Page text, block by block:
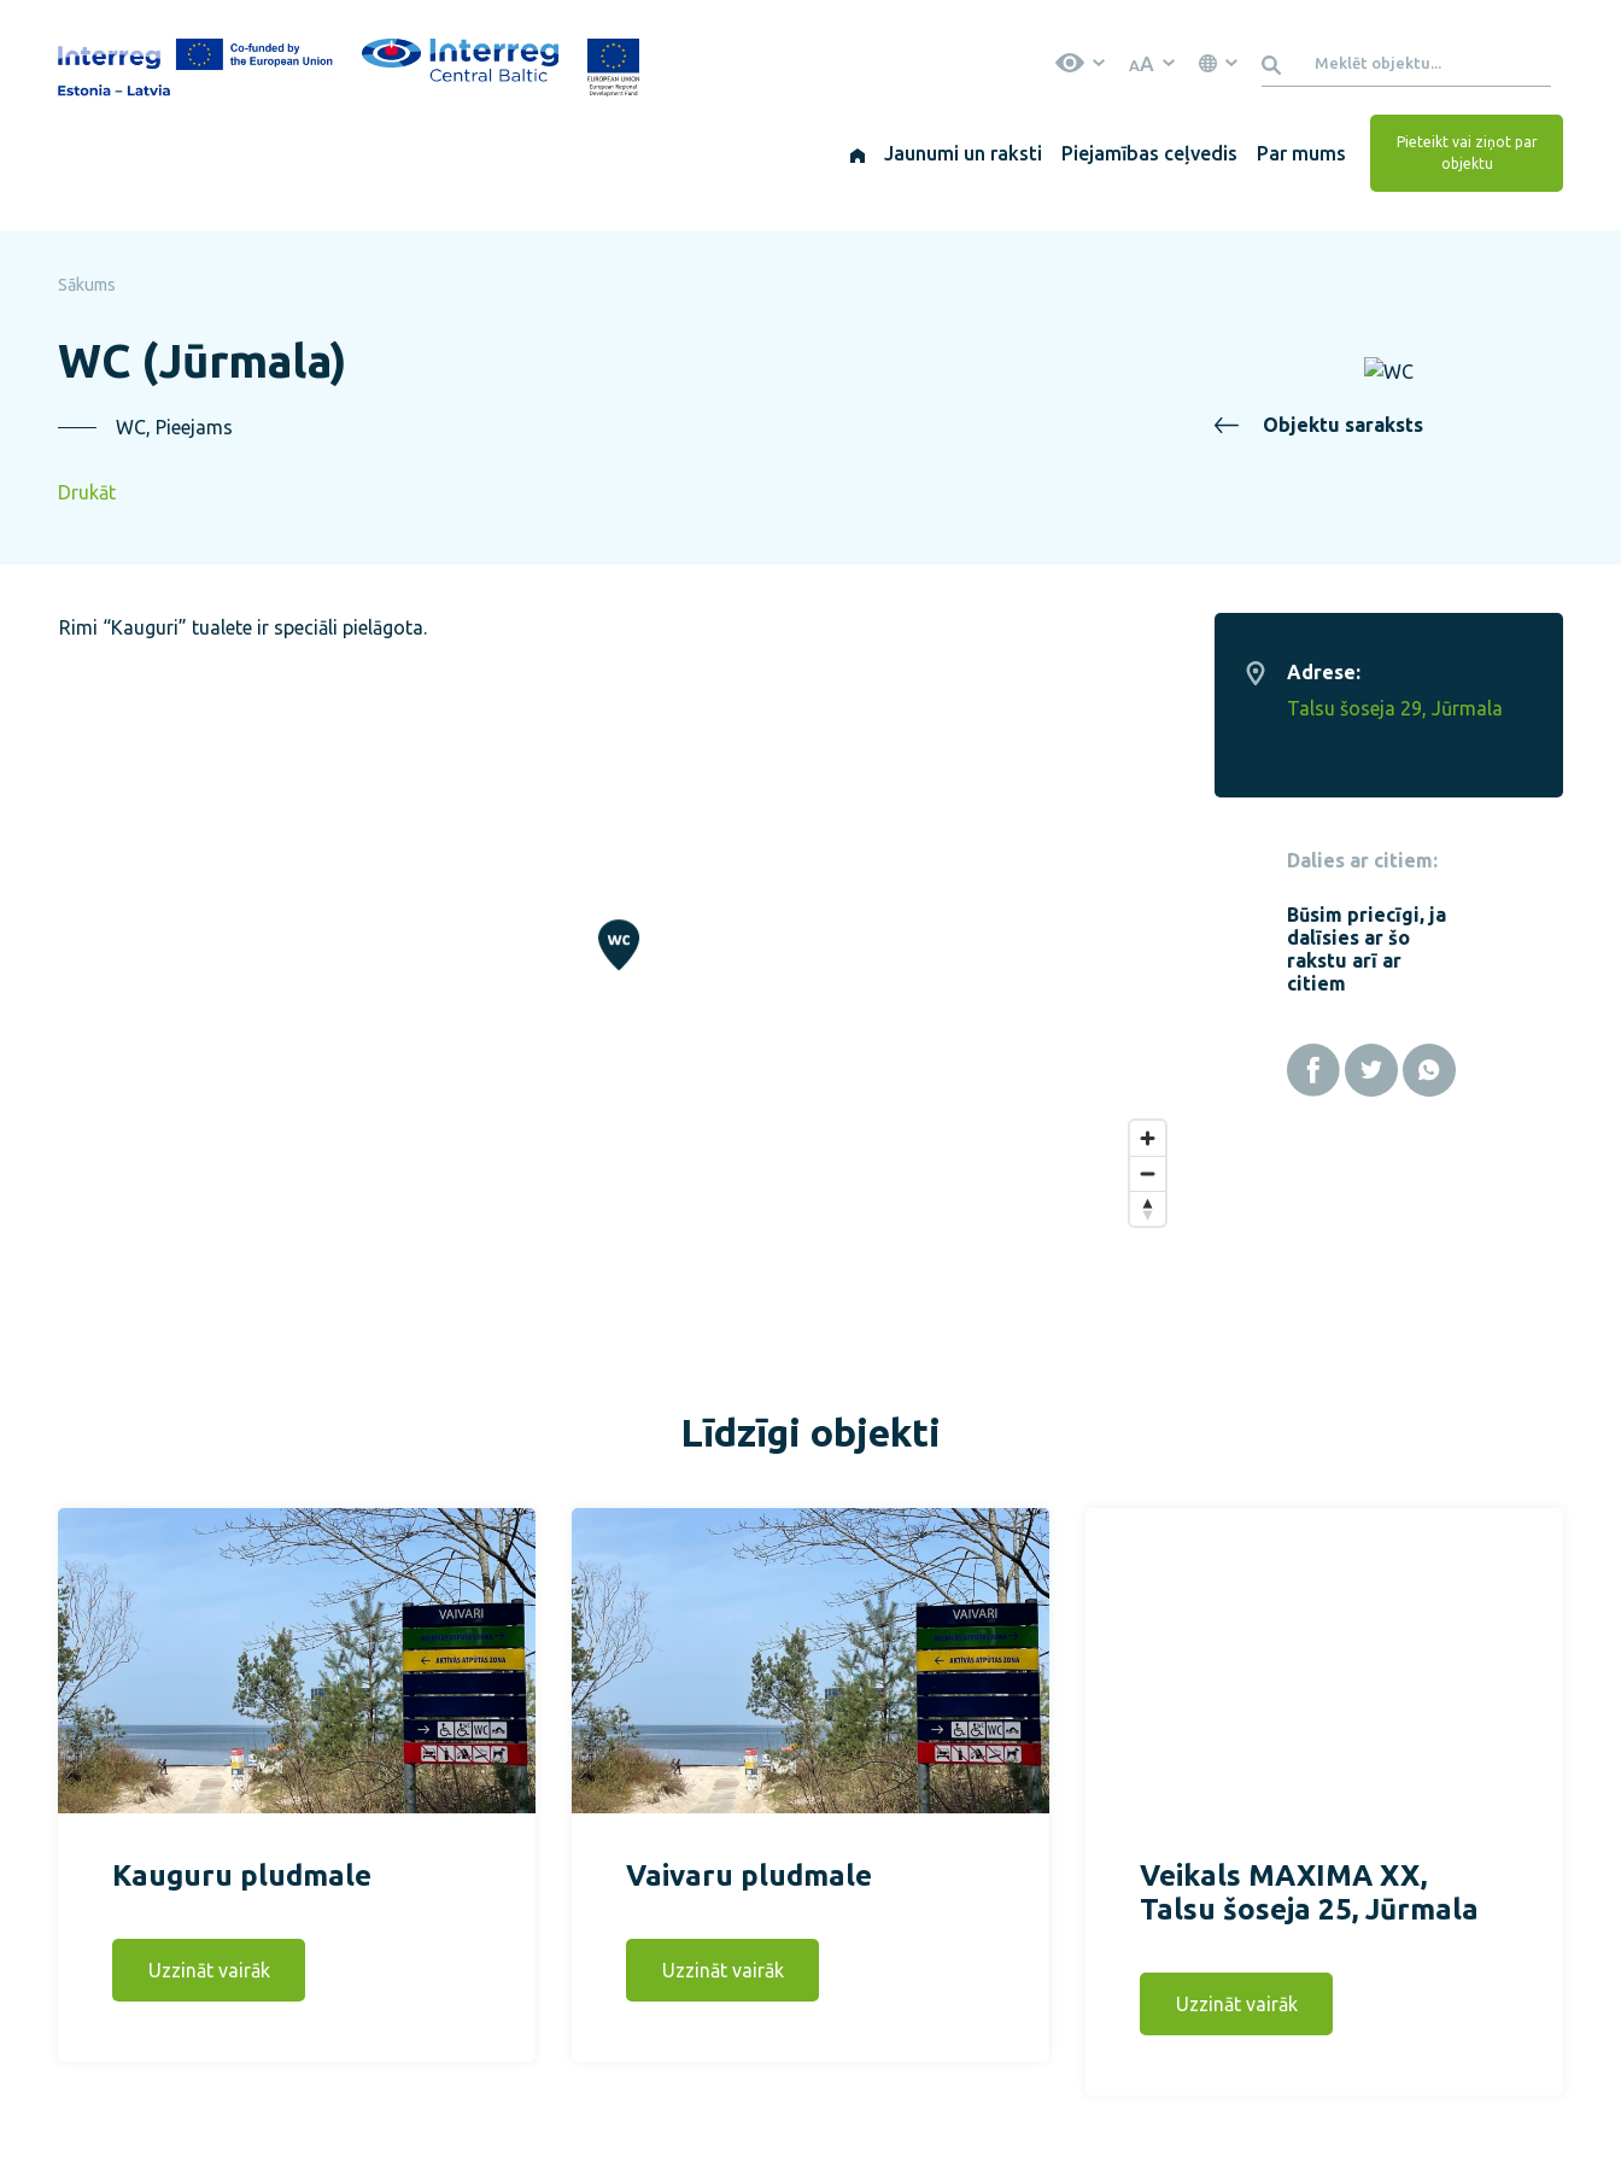
AA
Jaunumi un raksti Piejamības ceļvedis Par mums
Pieteikt vai ziņot par
objektu
Sākums
WC (Jūrmala)
WC, Pieejams
Drukāt
Objektu saraksts
Rimi “Kauguri” tualete ir speciāli pielāgota.
Adrese:
Talsu šoseja 29, Jūrmala
Dalies ar citiem:
Būsim priecīgi, ja
dalīsies ar šo
rakstu arī ar
citiem
Līdzīgi objekti
Kauguru pludmale
Uzzināt vairāk
Vaivaru pludmale
Uzzināt vairāk
Veikals MAXIMA XX,
Talsu šoseja 25, Jūrmala
Uzzināt vairāk